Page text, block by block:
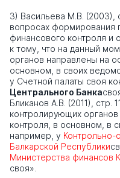
3) Васильева М.В. (2003),
вопросах формирования
финансового контроля и
к тому, что на данный
органов направлены на
основном, в своих
у Счетной палаты своя
Центрального Банка
Бликанов А.В. (2011), стр.
контролирующих
контроля, в основном, в
например, у Контрольно-
Балкарской Республики
Министерства финансов
своя».